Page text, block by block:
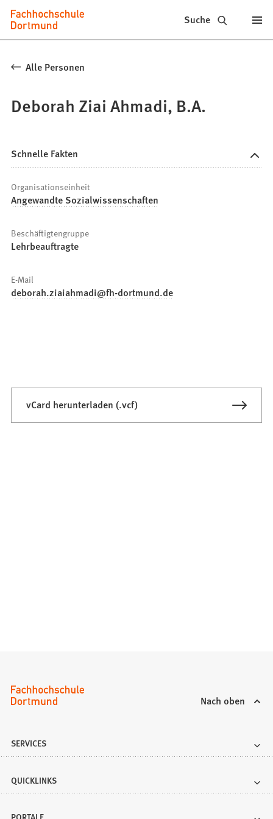
Inhalt anspringen
Fachhochschule
Dortmund
-
Studiengänge,
Suche
Alle Personen
Deborah Ziai Ahmadi, B.A.
Schnelle Fakten
Organisationseinheit
Angewandte Sozialwissenschaften
Beschäftigtengruppe
Lehrbeauftragte
E-Mail
deborah.ziaiahmadi fh-dortmund de
vCard herunterladen (.vcf)
Nach oben
SERVICES
QUICKLINKS